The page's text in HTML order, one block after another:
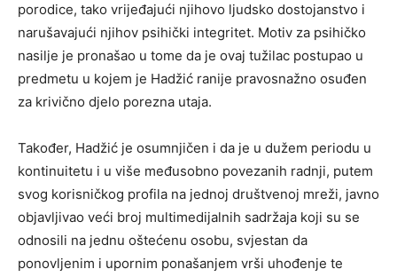
porodice, tako vrijeđajući njihovo ljudsko dostojanstvo i
narušavajući njihov psihički integritet. Motiv za psihičko
nasilje je pronašao u tome da je ovaj tužilac postupao u
predmetu u kojem je Hadžić ranije pravosnažno osuđen
za krivično djelo porezna utaja.
Također, Hadžić je osumnjičen i da je u dužem periodu u
kontinuitetu i u više međusobno povezanih radnji, putem
svog korisničkog profila na jednoj društvenoj mreži, javno
objavljivao veći broj multimedijalnih sadržaja koji su se
odnosili na jednu oštećenu osobu, svjestan da
ponovljenim i upornim ponašanjem vrši uhođenje te